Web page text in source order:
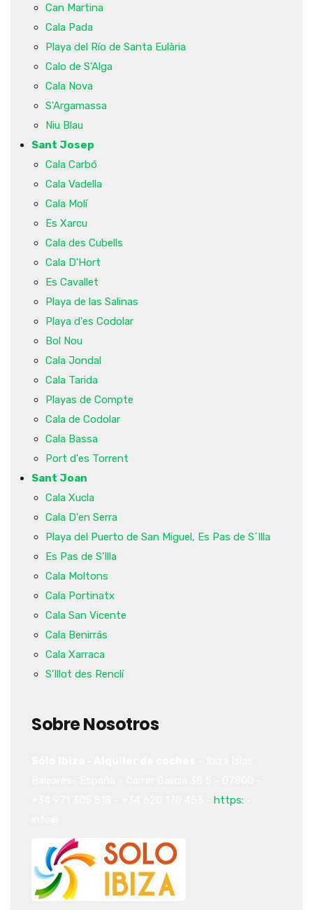
Can Martina
Cala Pada
Playa del Río de Santa Eulària
Calo de S'Alga
Cala Nova
S'Argamassa
Niu Blau
Sant Josep
Cala Carbó
Cala Vadella
Cala Molí
Es Xarcu
Cala des Cubells
Cala D'Hort
Es Cavallet
Playa de las Salinas
Playa d'es Codolar
Bol Nou
Cala Jondal
Cala Tarida
Playas de Compte
Cala de Codolar
Cala Bassa
Port d'es Torrent
Sant Joan
Cala Xucla
Cala D'en Serra
Playa del Puerto de San Miguel, Es Pas de S´Illa
Es Pas de S'Illa
Cala Moltons
Cala Portinatx
Cala San Vicente
Cala Benirrás
Cala Xarraca
S'Illot des Renclí
Sobre Nosotros
https: